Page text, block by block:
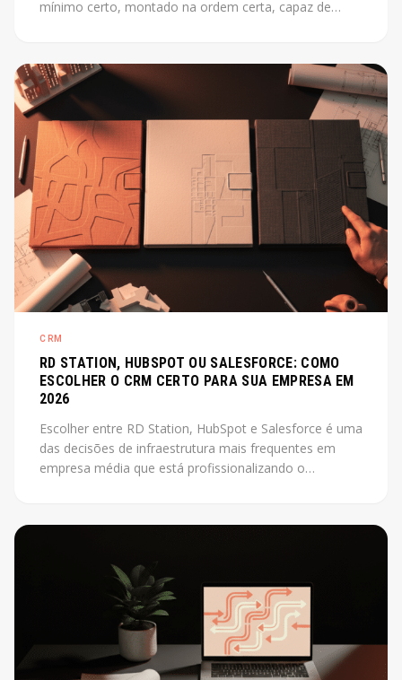
mínimo certo, montado na ordem certa, capaz de
agora.
CRM
RD STATION, HUBSPOT OU SALESFORCE: COMO
ESCOLHER O CRM CERTO PARA SUA EMPRESA EM
2026
Escolher entre RD Station, HubSpot e Salesforce é uma
das decisões de infraestrutura mais frequentes em
empresa média que está profissionalizando o
de uma das plataformas. Este post não tem esse
escolha certa para cada contexto.